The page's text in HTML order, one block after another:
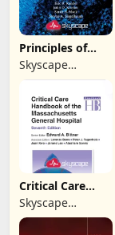
Principles of
Neural Science
Skyscape
Medpresso Inc
Critical Care
Handbook of
MGH
Skyscape
Medpresso Inc